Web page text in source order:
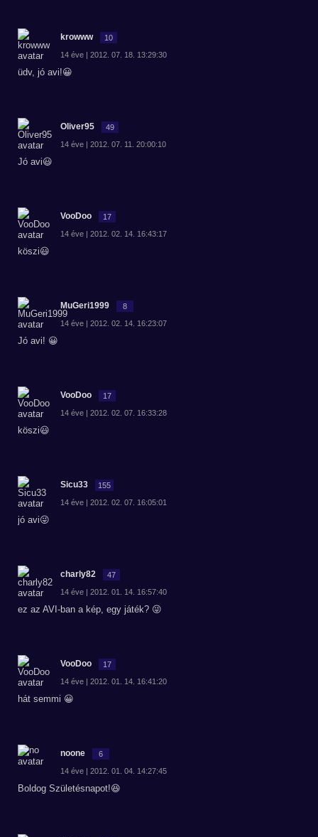
krowww 10
14 éve | 2012. 07. 18. 13:29:30
üdv, jó avi!😀
Oliver95 49
14 éve | 2012. 07. 11. 20:00:10
Jó avi😃
VooDoo 17
14 éve | 2012. 02. 14. 16:43:17
köszi😃
MuGeri1999 8
14 éve | 2012. 02. 14. 16:23:07
Jó avi! 😀
VooDoo 17
14 éve | 2012. 02. 07. 16:33:28
köszi😃
Sicu33 155
14 éve | 2012. 02. 07. 16:05:01
jó avi😜
charly82 47
14 éve | 2012. 01. 14. 16:57:40
ez az AVI-ban a kép, egy játék? 😜
VooDoo 17
14 éve | 2012. 01. 14. 16:41:20
hát semmi 😀
noone 6
14 éve | 2012. 01. 04. 14:27:45
Boldog Születésnapot!😆